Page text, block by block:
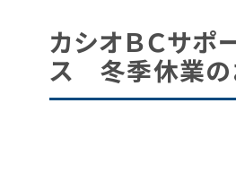
カシオＢＣサポ
ス 冬季休業の